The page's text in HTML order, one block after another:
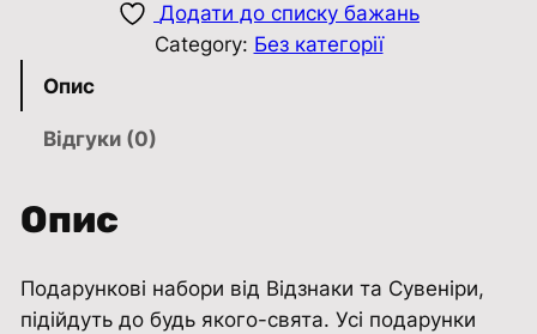
в
й
н
Додати до списку бажань
Category: Без категорії
Опис
Відгуки (0)
Опис
Подарункові набори від Відзнаки та Сувеніри,
підійдуть до будь якого-свята. Усі подарунки